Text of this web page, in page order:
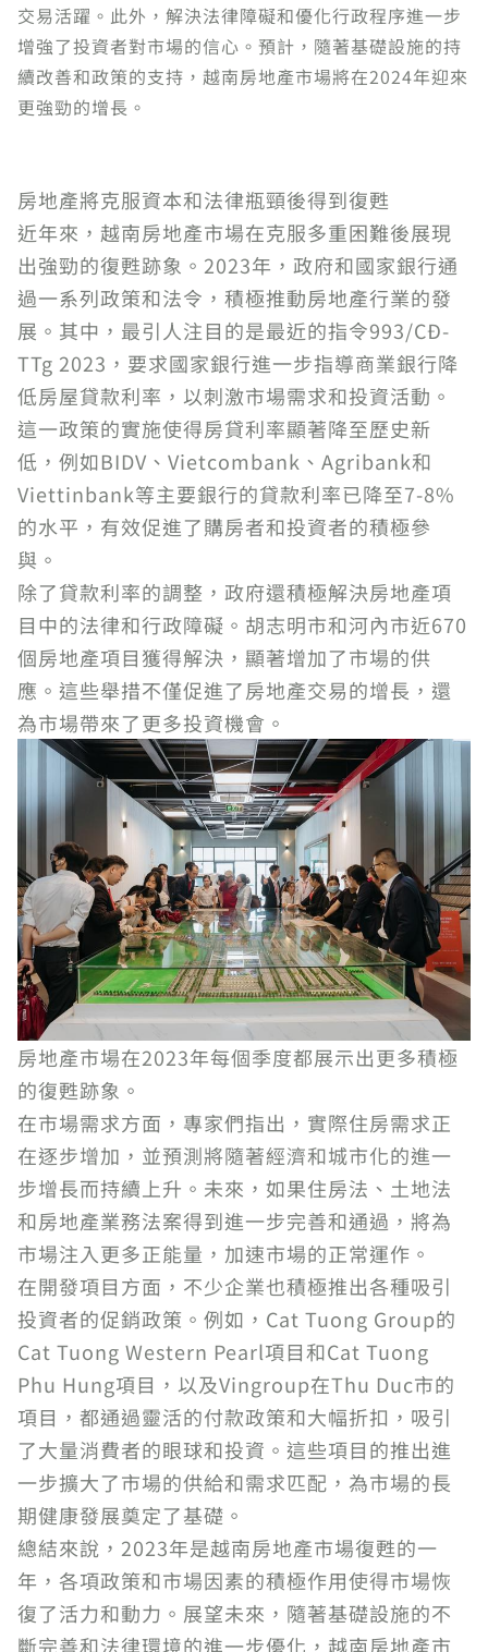
交易活躍。此外，解決法律障礙和優化行政程序進一步
增強了投資者對市場的信心。預計，隨著基礎設施的持
續改善和政策的支持，越南房地產市場將在2024年迎來
更強勁的增長。
房地產將克服資本和法律瓶頸後得到復甦
近年來，越南房地產市場在克服多重困難後展現
出強勁的復甦跡象。2023年，政府和國家銀行通
過一系列政策和法令，積極推動房地產行業的發
展。其中，最引人注目的是最近的指令993/CĐ-
TTg 2023，要求國家銀行進一步指導商業銀行降
低房屋貸款利率，以刺激市場需求和投資活動。
這一政策的實施使得房貸利率顯著降至歷史新
低，例如BIDV、Vietcombank、Agribank和
Viettinbank等主要銀行的貸款利率已降至7-8%
的水平，有效促進了購房者和投資者的積極參
與。
除了貸款利率的調整，政府還積極解決房地產項
目中的法律和行政障礙。胡志明市和河內市近670
個房地產項目獲得解決，顯著增加了市場的供
應。這些舉措不僅促進了房地產交易的增長，還
為市場帶來了更多投資機會。
房地產市場在2023年每個季度都展示出更多積極
的復甦跡象。
在市場需求方面，專家們指出，實際住房需求正
在逐步增加，並預測將隨著經濟和城市化的進一
步增長而持續上升。未來，如果住房法、土地法
和房地產業務法案得到進一步完善和通過，將為
市場注入更多正能量，加速市場的正常運作。
在開發項目方面，不少企業也積極推出各種吸引
投資者的促銷政策。例如，Cat Tuong Group的
Cat Tuong Western Pearl項目和Cat Tuong
Phu Hung項目，以及Vingroup在Thu Duc市的
項目，都通過靈活的付款政策和大幅折扣，吸引
了大量消費者的眼球和投資。這些項目的推出進
一步擴大了市場的供給和需求匹配，為市場的長
期健康發展奠定了基礎。
總結來說，2023年是越南房地產市場復甦的一
年，各項政策和市場因素的積極作用使得市場恢
復了活力和動力。展望未來，隨著基礎設施的不
斷完善和法律環境的進一步優化，越南房地產市